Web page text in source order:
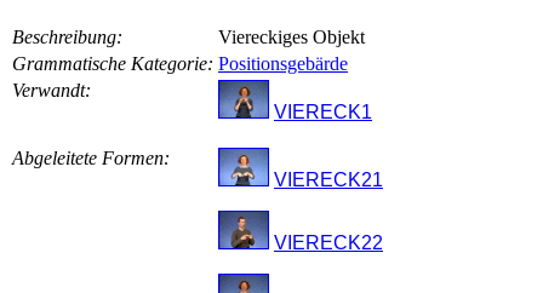
Beschreibung:
Viereckiges Objekt
Grammatische Kategorie: Positionsgebärde
Verwandt:
VIERECK1
Abgeleitete Formen:
VIERECK21
VIERECK22